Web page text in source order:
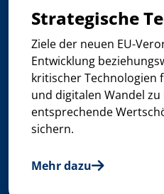
Strategische
Ziele der neuen EU-
Entwicklung
kritischer Technologien
und digitalen Wandel
entsprechende
sichern.
Mehr dazu